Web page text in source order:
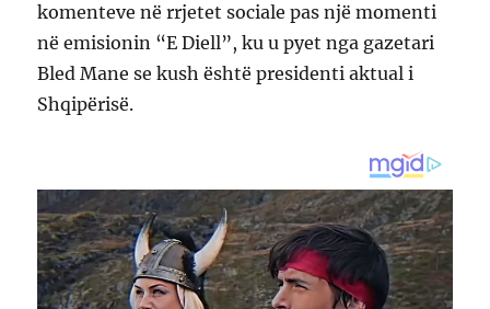
komenteve në rrjetet sociale pas një momenti
në emisionin “E Diell”, ku u pyet nga gazetari
Bled Mane se kush është presidenti aktual i
Shqipërisë.